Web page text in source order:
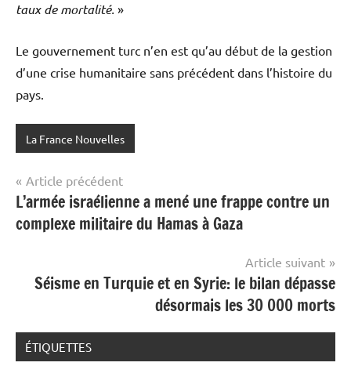
taux de mortalité. »
Le gouvernement turc n’en est qu’au début de la gestion
d’une crise humanitaire sans précédent dans l’histoire du
pays.
La France Nouvelles
Navigation
de
l’article
Article précédent
L’armée israélienne a mené une frappe contre un
complexe militaire du Hamas à Gaza
Article suivant
Séisme en Turquie et en Syrie: le bilan dépasse
désormais les 30 000 morts
ÉTIQUETTES